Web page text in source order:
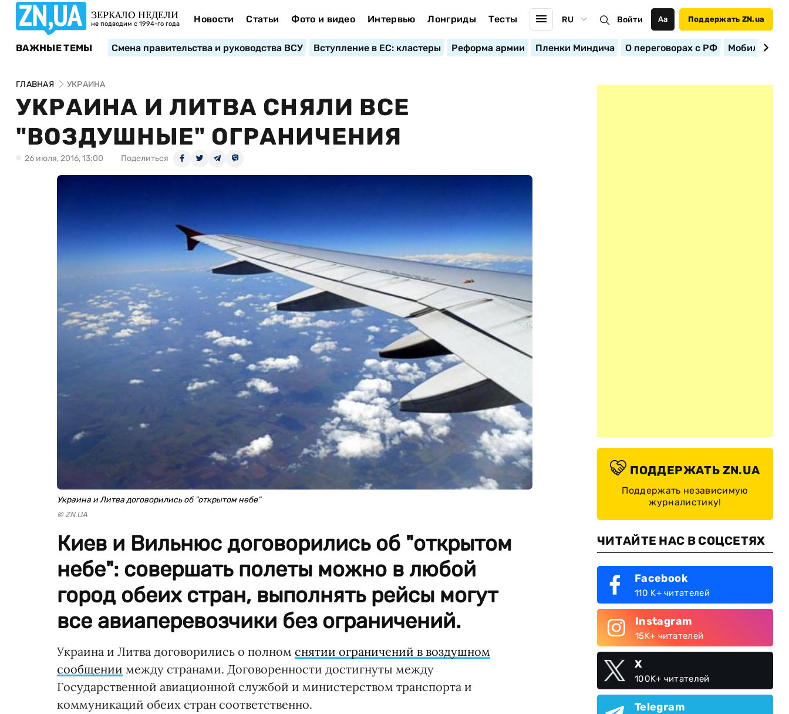
ЗЕРКАЛО НЕДЕЛИ
не подводим с 1994-го года Новости Статьи Фото и видео Интервью Лонгриды Тесты RU Войти Аа Поддержать ZN.ua
ВАЖНЫЕ ТЕМЫ Смена правительства и руководства ВСУ Вступление в ЕС: кластеры Реформа армии Пленки Миндича О переговорах с РФ
ГЛАВНАЯ УКРАИНА
УКРАИНА И ЛИТВА СНЯЛИ ВСЕ
"ВОЗДУШНЫЕ" ОГРАНИЧЕНИЯ
26 июля, 2016, 13:00 Поделиться
Украина и Литва договорились об "открытом небе"
© ZN.UA
Киев и Вильнюс договорились об "открытом
небе": совершать полеты можно в любой
город обеих стран, выполнять рейсы могут
все авиаперевозчики без ограничений.
Украина и Литва договорились о полном снятии ограничений в воздушном
сообщении между странами. Договоренности достигнуты между
Государственной авиационной службой и министерством транспорта и
коммуникаций обеих стран соответственно.
ПОДДЕРЖАТЬ ZN.UA
Поддержать независимую
журналистику!
ЧИТАЙТЕ НАС В СОЦСЕТЯХ
Facebook
110 K+ читателей
Instagram
15K+ читателей
X
100K+ читателей
Telegram